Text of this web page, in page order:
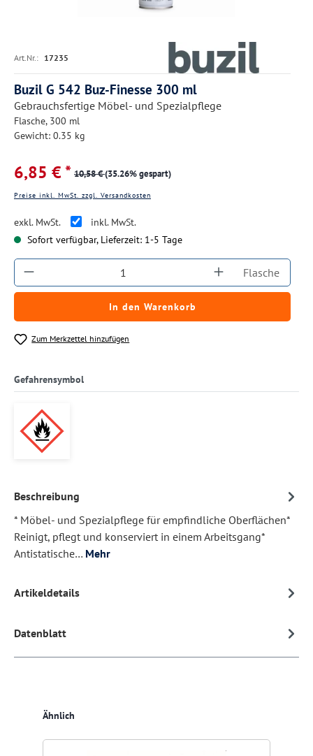
Art.Nr.: 17235
Buzil G 542 Buz-Finesse 300 ml
Gebrauchsfertige Möbel- und Spezialpflege
Flasche, 300 ml
Gewicht: 0.35 kg
6,85 € * 10,58 €(35.26% gespart)
Preise inkl. MwSt. zzgl. Versandkosten
exkl. MwSt.
inkl. MwSt.
Sofort verfügbar, Lieferzeit: 1-5 Tage
Produkt Anzahl: Gib den gewünschten
Flasche
In den Warenkorb
Zum Merkzettel hinzufügen
Gefahrensymbol
Beschreibung
* Möbel- und Spezialpflege für empfindliche Oberflächen*
Reinigt, pflegt und konserviert in einem Arbeitsgang*
Antistatische… Mehr
Artikeldetails
Datenblatt
Produktgalerie überspringen
Ähnlich